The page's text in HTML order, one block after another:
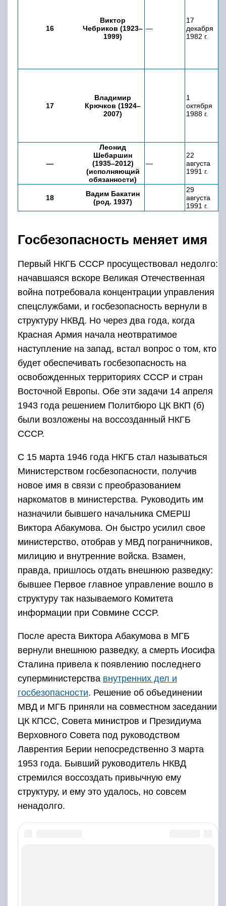
16
Виктор
Чебриков (1923–
1999)
—
17
декабря
1982 г.
17
Владимир
Крючков (1924–
2007)
1
октября
1988 г.
—
Леонид
Шебаршин
(1935–2012)
(исполняющий
обязанности)
—
22
августа
1991 г.
18
Вадим Бакатин
(род. 1937)
29
августа
1991 г.
Госбезопасность меняет имя
Первый НКГБ СССР просуществовал недолго:
начавшаяся вскоре Великая Отечественная
война потребовала концентрации управления
спецслужбами, и госбезопасность вернули в
структуру НКВД. Но через два года, когда
Красная Армия начала неотвратимое
наступление на запад, встал вопрос о том, кто
будет обеспечивать госбезопасность на
освобожденных территориях СССР и стран
Восточной Европы. Обе эти задачи 14 апреля
1943 года решением Политбюро ЦК ВКП (б)
были возложены на воссозданный НКГБ
СССР.
С 15 марта 1946 года НКГБ стал называться
Министерством госбезопасности, получив
новое имя в связи с преобразованием
наркоматов в министерства. Руководить им
назначили бывшего начальника СМЕРШ
Виктора Абакумова. Он быстро усилил свое
министерство, отобрав у МВД пограничников,
милицию и внутренние войска. Взамен,
правда, пришлось отдать внешнюю разведку:
бывшее Первое главное управление вошло в
структуру так называемого Комитета
информации при Совмине СССР.
После ареста Виктора Абакумова в МГБ
вернули внешнюю разведку, а смерть Иосифа
Сталина привела к появлению последнего
суперминистерства внутренних дел и
госбезопасности. Решение об объединении
МВД и МГБ приняли на совместном заседании
ЦК КПСС, Совета министров и Президиума
Верховного Совета под руководством
Лаврентия Берии непосредственно 3 марта
1953 года. Бывший руководитель НКВД
стремился воссоздать привычную ему
структуру, и ему это удалось, но совсем
ненадолго.